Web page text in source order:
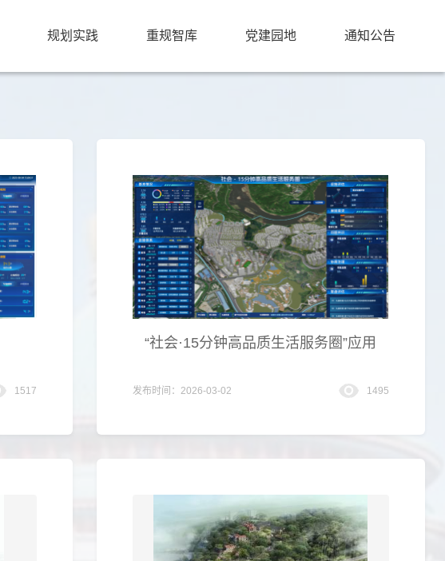
规划实践 重规智库 党建园地 通知公告
1517
“社会·15分钟高品质生活服务圈”应用
发布时间：2026-03-02 1495